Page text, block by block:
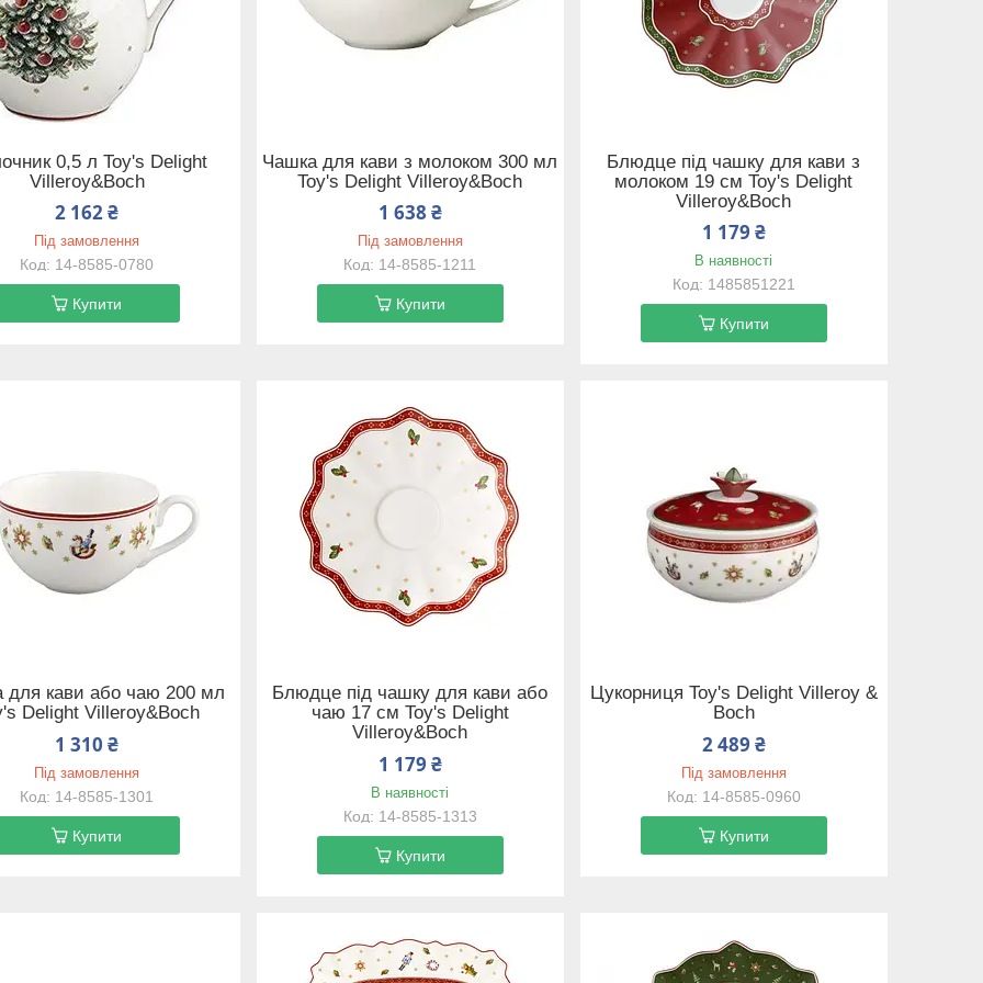
0,5 л Toy's Delight
Villeroy&Boch
2 162 ₴
Під замовлення
14-8585-0780
Купити
Чашка для кави з молоком 300 мл
Toy's Delight Villeroy&Boch
1 638 ₴
Під замовлення
14-8585-1211
Купити
Блюдце під чашку для кави з
молоком 19 см Toy's Delight
Villeroy&Boch
1 179 ₴
В наявності
1485851221
Купити
для кави або чаю 200 мл
Delight Villeroy&Boch
1 310 ₴
Під замовлення
14-8585-1301
Купити
Блюдце під чашку для кави або
чаю 17 см Toy's Delight
Villeroy&Boch
1 179 ₴
В наявності
14-8585-1313
Купити
Цукорниця Toy's Delight Villeroy &
Boch
2 489 ₴
Під замовлення
14-8585-0960
Купити